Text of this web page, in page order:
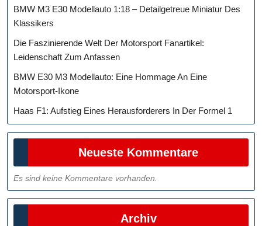
BMW M3 E30 Modellauto 1:18 – Detailgetreue Miniatur Des
Klassikers
Die Faszinierende Welt Der Motorsport Fanartikel:
Leidenschaft Zum Anfassen
BMW E30 M3 Modellauto: Eine Hommage An Eine
Motorsport-Ikone
Haas F1: Aufstieg Eines Herausforderers In Der Formel 1
Neueste Kommentare
Es sind keine Kommentare vorhanden.
Archiv